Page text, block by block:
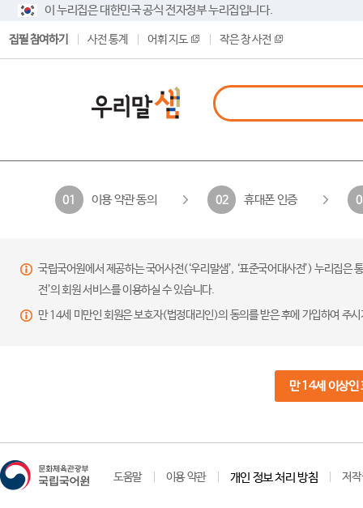
이 누리집은 대한민국 공식 전자정부 누리집입니다.
집필 참여하기 사전 통계 어휘 지도 작은 창 사전
01 이용 약관 동의 02 휴대폰 인증
국립국어원에서 제공하는 국어사전(‘우리말샘’, ‘표준국어대사전’) 누리집
전’의 회원 서비스를 이용하실 수 있습니다.
만 14세 미만인 회원은 보호자(법정대리인)의 동의를 받은 후에 가입하여 주
만 14세 이상인
도움말 이용 약관 개인 정보 처리 방침 저